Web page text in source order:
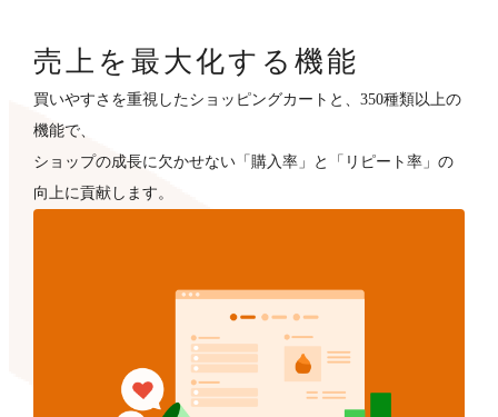
売上を最大化する機能
買いやすさを重視したショッピングカートと、350種類以上の
機能で、
ショップの成長に欠かせない「購入率」と「リピート率」の
向上に貢献します。